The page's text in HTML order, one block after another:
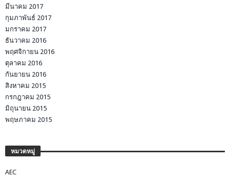
มีนาคม 2017
กุมภาพันธ์ 2017
มกราคม 2017
ธันวาคม 2016
พฤศจิกายน 2016
ตุลาคม 2016
กันยายน 2016
สิงหาคม 2015
กรกฎาคม 2015
มิถุนายน 2015
พฤษภาคม 2015
หมวดหมู่
AEC